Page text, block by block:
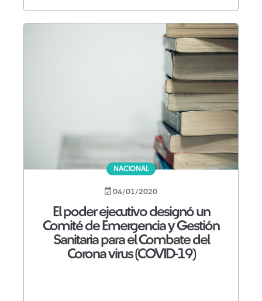
NACIONAL
04/01/2020
El poder ejecutivo designó un
Comité de Emergencia y Gestión
Sanitaria para el Combate del
Corona virus (COVID-19)